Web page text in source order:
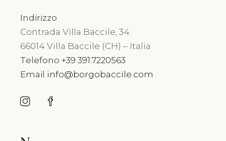
Indirizzo
Contrada Villa Baccile, 34
66014 Villa Baccile (CH) – Italia
Telefono +39 391.7220563
Email info@borgobaccile.com